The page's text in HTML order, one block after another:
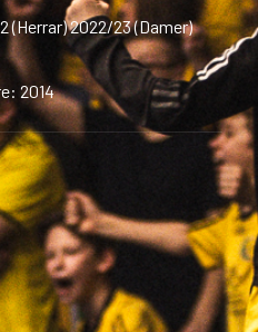
(Herrar) 2022/23 (Damer)
2014